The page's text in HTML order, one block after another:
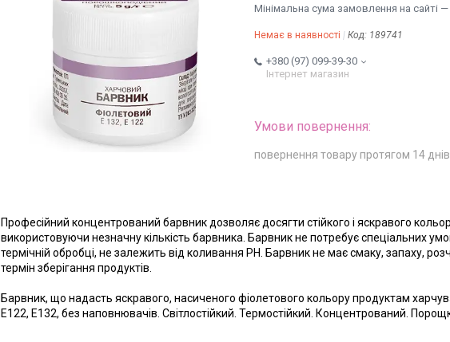
Мінімальна сума замовлення на сайті —
Немає в наявності Код: 189741
+380 (97) 099-39-30
Інтернет магазин
повернення товару протягом 14 днів
Професійний концентрований барвник дозволяє досягти стійкого і яскравого
використовуючи незначну кількість барвника. Барвник не потребує спеціальних
термічній обробці, не залежить від коливання РН. Барвник не має смаку, запаху,
термін зберігання продуктів.
Барвник, що надасть яскравого, насиченого фіолетового кольору продуктам
Е122, Е132, без наповнювачів. Світлостійкий. Термостійкий. Концентрований.